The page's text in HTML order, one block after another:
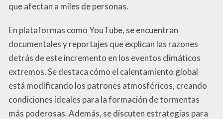
que afectan a miles de personas.
En plataformas como YouTube, se encuentran
documentales y reportajes que explican las razones
detrás de este incremento en los eventos climáticos
extremos. Se destaca cómo el calentamiento global
está modificando los patrones atmosféricos, creando
condiciones ideales para la formación de tormentas
más poderosas. Además, se discuten estrategias para